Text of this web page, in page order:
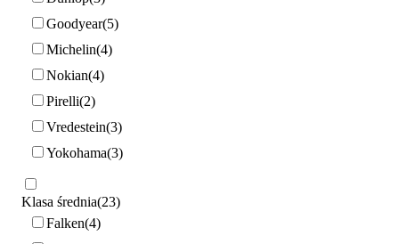
Goodyear 5
Michelin 4
Nokian 4
Pirelli 2
Vredestein 3
Yokohama 3
Klasa średnia 23
Falken 4